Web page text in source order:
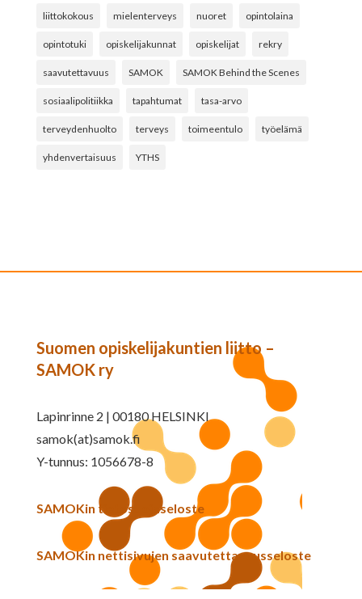
liittokokous mielenterveys nuoret opintolaina
opintotuki opiskelijakunnat opiskelijat rekry
saavutettavuus SAMOK SAMOK Behind the Scenes
sosiaalipolitiikka tapahtumat tasa-arvo
terveydenhuolto terveys toimeentulo työelämä
yhdenvertaisuus YTHS
Suomen opiskelijakuntien liitto –
SAMOK ry
Lapinrinne 2 | 00180 HELSINKI
samok(at)samok.fi
Y-tunnus: 1056678-8
SAMOKin tietosuojaseloste
SAMOKin nettisivujen saavutettavuusseloste